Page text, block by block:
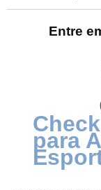
Entre
para